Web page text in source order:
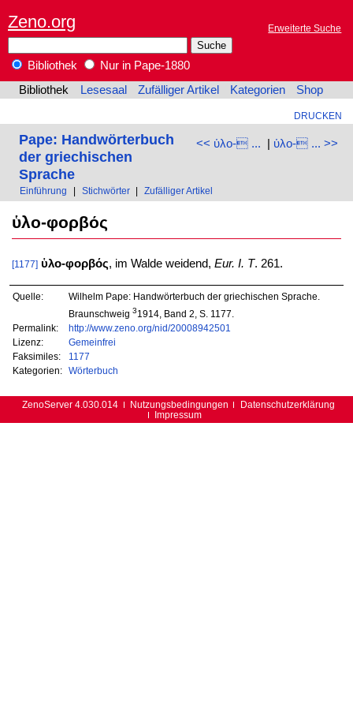
Zeno.org Erweiterte Suche
Bibliothek
Nur in Pape-1880
Bibliothek
Lesesaal Zufälliger Artikel Kategorien Shop
DRUCKEN
<< ὑλο- ... | ὑλο- ... >>
Pape: Handwörterbuch
der griechischen
Sprache
Einführung Stichwörter Zufälliger Artikel
ὑλο-φορβός
[1177] ὑλο-φορβός, im Walde weidend, Eur. I. T. 261.
Quelle:
Wilhelm Pape: Handwörterbuch der griechischen Sprache.
Braunschweig 31914, Band 2, S. 1177.
Permalink:
http://www.zeno.org/nid/20008942501
Lizenz:
Gemeinfrei
Faksimiles:
1177
Kategorien:
Wörterbuch
ZenoServer 4.030.014 Nutzungsbedingungen
Datenschutzerklärung
Impressum